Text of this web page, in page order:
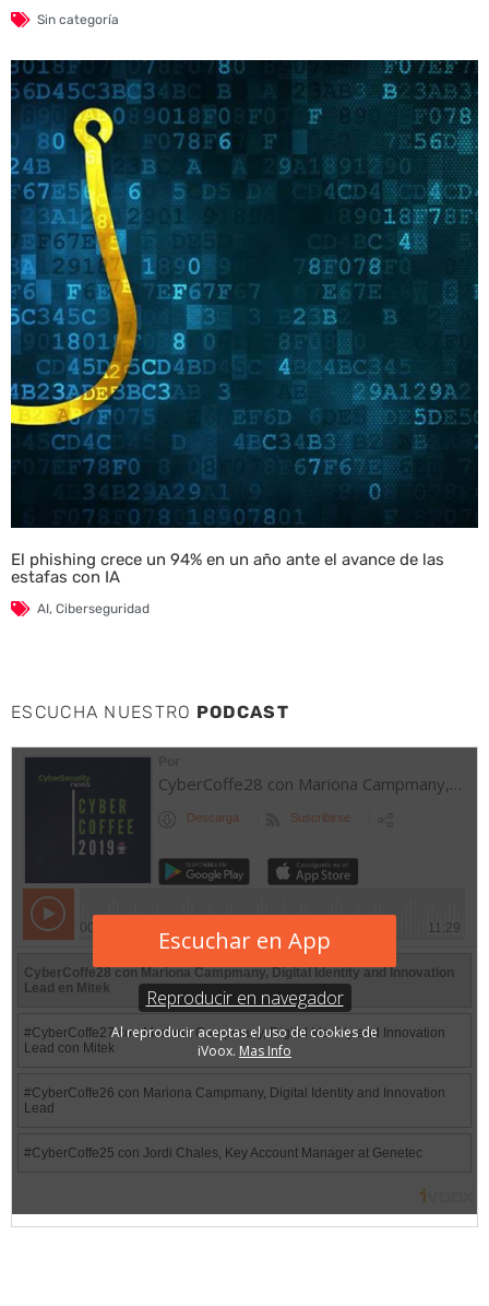
Sin categoría
El phishing crece un 94% en un año ante el avance de las
estafas con IA
AI, Ciberseguridad
ESCUCHA NUESTRO PODCAST